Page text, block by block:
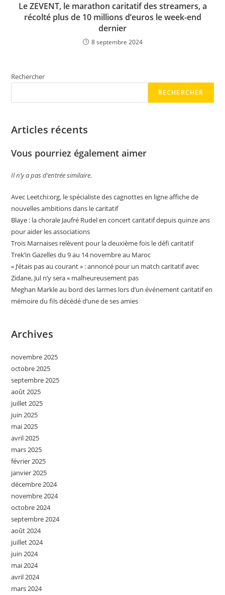
Le ZEVENT, le marathon caritatif des streamers, a
récolté plus de 10 millions d’euros le week-end
dernier
8 septembre 2024
Rechercher
RECHERCHER
Articles récents
Vous pourriez également aimer
Il n’y a pas d’entrée similaire.
Avec Leetchi:org, le spécialiste des cagnottes en ligne affiche de
nouvelles ambitions dans le caritatif
Blaye : la chorale Jaufré Rudel en concert caritatif depuis quinze ans
pour aider les associations
Trois Marnaises relèvent pour la deuxième fois le défi caritatif
Trek’in Gazelles du 9 au 14 novembre au Maroc
« J’étais pas au courant » : annoncé pour un match caritatif avec
Zidane, Jul n’y sera « malheureusement pas
Meghan Markle au bord des larmes lors d’un événement caritatif en
mémoire du fils décédé d’une de ses amies
Archives
novembre 2025
octobre 2025
septembre 2025
août 2025
juillet 2025
juin 2025
mai 2025
avril 2025
mars 2025
février 2025
janvier 2025
décembre 2024
novembre 2024
octobre 2024
septembre 2024
août 2024
juillet 2024
juin 2024
mai 2024
avril 2024
mars 2024